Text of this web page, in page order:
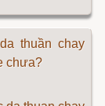
thuần chay
chưa?